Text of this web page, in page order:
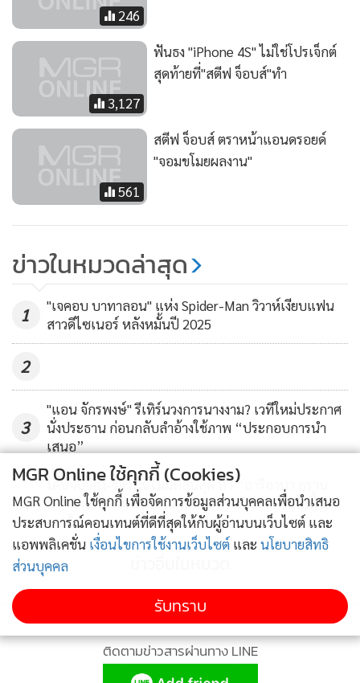
246
3,127
ฟันธง "iPhone 4S" ไม่ใช่โปรเจ็กต์
สุดท้ายที่"สตีฟ จ็อบส์"ทำ
561
สตีฟ จ็อบส์ ตราหน้าแอนดรอยด์
"จอมขโมยผลงาน"
ข่าวในหมวดล่าสุด
1
"เจคอบ บาทาลอน" แห่ง Spider-Man วิวาห์เงียบแฟน
สาวดีไซเนอร์ หลังหมั้นปี 2025
2
3
"แอน จักรพงษ์" รีเทิร์นวงการนางงาม? เวทีใหม่ประกาศ
นั่งประธาน ก่อนกลับลำอ้างใช้ภาพ “ประกอบการนำ
เสนอ”
4
โดนจับจ้อง-วิจารณ์ไม่มีที่สิ้นสุด ทำ “อารีอานา กราน
เด” ประกาศพักงาน-ยกเลิกละครเวที ขอเวลาพักฟื้น
กายใจ
ติดตามข่าวสารผ่านทาง LINE
MGR Online ใช้คุกกี้ (Cookies)
MGR Online ใช้คุกกี้ เพื่อจัดการข้อมูลส่วนบุคคลเพื่อนำเสนอ
ประสบการณ์คอนเทนต์ที่ดีที่สุดให้กับผู้อ่านบนเว็บไซต์ และ
แอพพลิเคชั่น เงื่อนไขการใช้งานเว็บไซต์ และ นโยบายสิทธิ
ส่วนบุคคล
รับทราบ